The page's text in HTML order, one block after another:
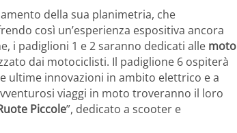
della sua planimetria, che
così un’esperienza espositiva ancora
i padiglioni 1 e 2 saranno dedicati alle moto
dai motociclisti. Il padiglione 6 ospiterà
ultime innovazioni in ambito elettrico e a
viaggi in moto troveranno il loro
Piccole”, dedicato a scooter e